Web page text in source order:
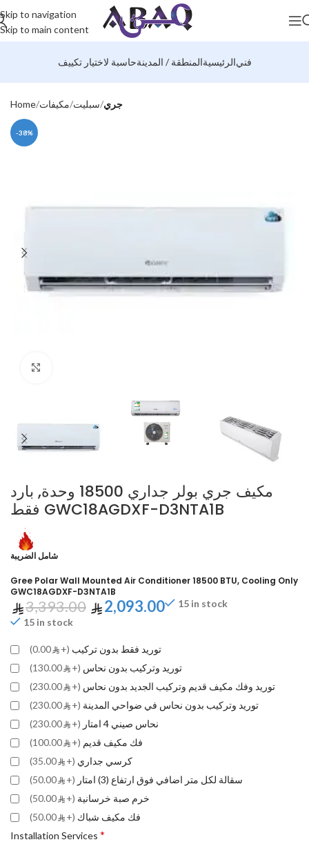
Skip to navigation
Skip to main content
حاسبة لاختيار تكييفالمنطقة / المدينةالرئيسيةفني
Home مكيفات سبليت جري
-38%
مكيف جري بولر جداري 18500 وحدة, بارد
فقط GWC18AGDXF-D3NTA1B
شامل الضريبة
Gree Polar Wall Mounted Air Conditioner 18500 BTU, Cooling Only
GWC18AGDXF-D3NTA1B
3,393.00 2,093.00
15 in stock
15 in stock
توريد فقط بدون تركيب (+
0.00)
توريد وتركيب بدون نحاس (+
130.00)
توريد وفك مكيف قديم وتركيب الجديد بدون نحاس (+
230.00)
توريد وتركيب بدون نحاس في ضواحي المدينة (+
230.00)
نحاس صيني 4 امتار
(+
230.00)
فك مكيف قديم (+
100.00)
كرسي جداري (+
35.00)
سقالة لكل متر اضافي فوق ارتفاع (3) امتار
(+
50.00)
خرم صبة خرسانية (+
50.00)
فك مكيف شباك (+
50.00)
Installation Services *